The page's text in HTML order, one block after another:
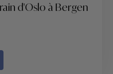
d'Oslo à Bergen